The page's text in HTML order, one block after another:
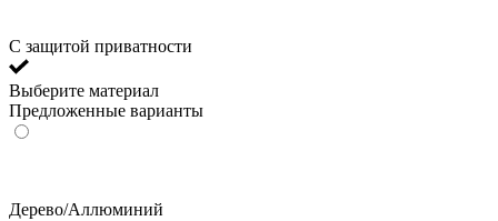
С защитой приватности
Выберите материал
Предложенные варианты
Дерево/Аллюминий